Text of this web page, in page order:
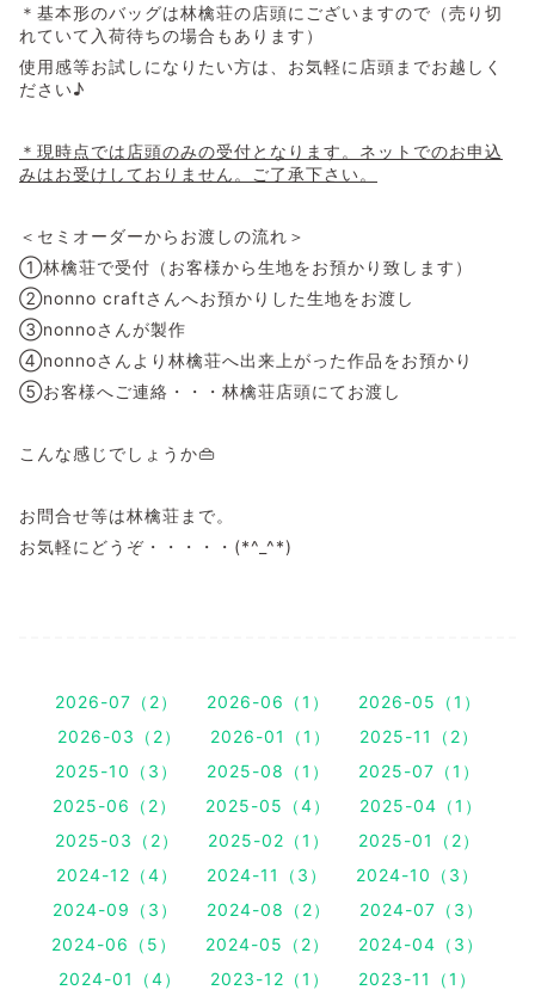
＊基本形のバッグは林檎荘の店頭にございますので（売り切
れていて入荷待ちの場合もあります）
使用感等お試しになりたい方は、お気軽に店頭までお越しく
ださい♪
＊現時点では店頭のみの受付となります。ネットでのお申込
みはお受けしておりません。ご了承下さい。
＜セミオーダーからお渡しの流れ＞
①林檎荘で受付（お客様から生地をお預かり致します）
②nonno craftさんへお預かりした生地をお渡し
③nonnoさんが製作
④nonnoさんより林檎荘へ出来上がった作品をお預かり
⑤お客様へご連絡・・・林檎荘店頭にてお渡し
こんな感じでしょうか👜
お問合せ等は林檎荘まで。
お気軽にどうぞ・・・・・(*^_^*)
2026-07（2） 2026-06（1）
2026-05（1）
2026-03（2）
2026-01（1）
2025-11（2）
2025-10（3）
2025-08（1）
2025-07（1）
2025-06（2）
2025-05（4）
2025-04（1）
2025-03（2）
2025-02（1）
2025-01（2）
2024-12（4）
2024-11（3）
2024-10（3）
2024-09（3）
2024-08（2）
2024-07（3）
2024-06（5）
2024-05（2）
2024-04（3）
2024-01（4）
2023-12（1）
2023-11（1）